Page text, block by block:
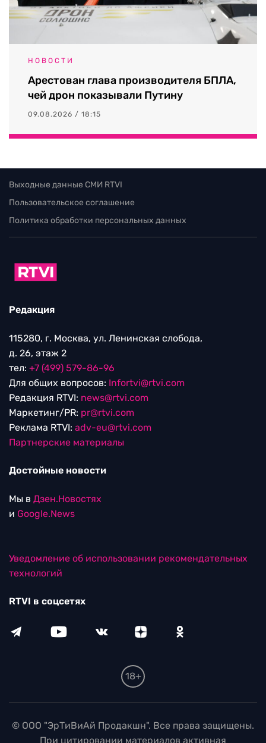
НОВОСТИ
Арестован глава производителя БПЛА,
чей дрон показывали Путину
09.08.2026 / 18:15
Выходные данные СМИ RTVI
Пользовательское соглашение
Политика обработки персональных данных
Редакция
115280, г. Москва, ул. Ленинская слобода,
д. 26, этаж 2
тел: +7 (499) 579-86-96
Для общих вопросов: Infortvi@rtvi.com
Редакция RTVI: news@rtvi.com
Маркетинг/PR: pr@rtvi.com
Реклама RTVI: adv-eu@rtvi.com
Партнерские материалы
Достойные новости
Мы в Дзен.Новостях
и Google.News
Уведомление об использовании рекомендательных
технологий
RTVI в соцсетях
18+
© ООО "ЭрТиВиАй Продакшн". Все права защищены.
При цитировании материалов активная